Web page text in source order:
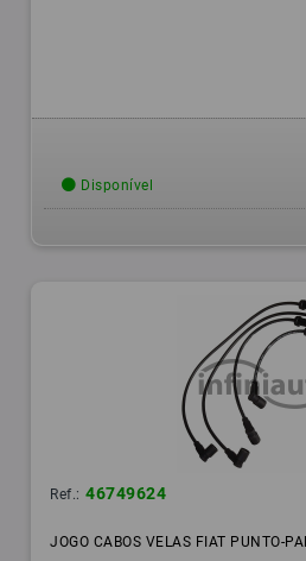
Disponível
Ref.: 46749624
JOGO CABOS VELAS FIAT PUNTO-